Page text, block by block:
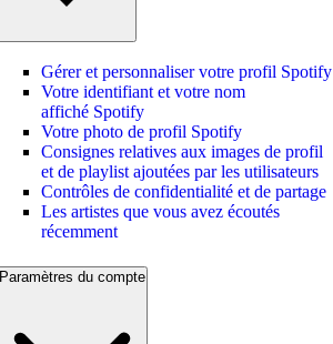
Gérer et personnaliser votre profil Spotify
Votre identifiant et votre nom
affiché Spotify
Votre photo de profil Spotify
Consignes relatives aux images de profil
et de playlist ajoutées par les utilisateurs
Contrôles de confidentialité et de partage
Les artistes que vous avez écoutés
récemment
Paramètres du compte